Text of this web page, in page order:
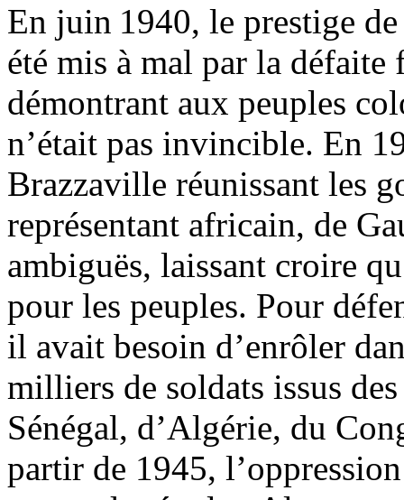
En juin 1940, le prestige
été mis à mal par la défaite
démontrant aux peuples
n’était pas invincible. En
Brazzaville réunissant les
représentant africain, de
ambiguës, laissant croire
pour les peuples. Pour
il avait besoin d’enrôler
milliers de soldats issus
Sénégal, d’Algérie, du
partir de 1945,